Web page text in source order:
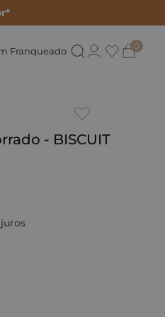
Franqueado 0
- BISCUIT